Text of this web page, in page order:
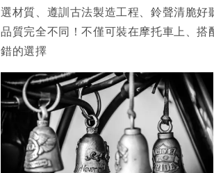
選材質、遵訓古法製造工程、鈴聲清脆好
品質完全不同！不僅可裝在摩托車上、搭
錯的選擇